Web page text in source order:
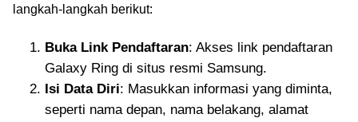
langkah-langkah berikut:
Buka Link Pendaftaran: Akses link pendaftaran
Galaxy Ring di situs resmi Samsung.
Isi Data Diri: Masukkan informasi yang diminta,
seperti nama depan, nama belakang, alamat